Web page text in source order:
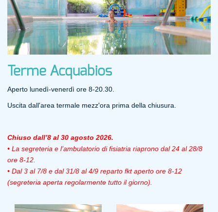
Terme Acquabios
Aperto lunedì-venerdì ore 8-20.30.
Uscita dall'area termale mezz'ora prima della chiusura.
Chiuso dall’8 al 30 agosto 2026.
• La segreteria e l’ambulatorio di fisiatria riaprono dal 24 al 28/8
ore 8-12.
• Dal 3 al 7/8 e dal 31/8 al 4/9 reparto fkt aperto ore 8-12
(segreteria aperta regolarmente tutto il giorno).